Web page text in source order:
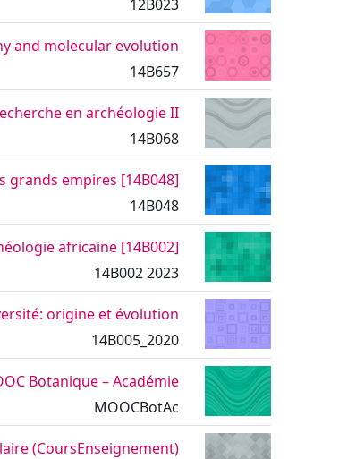
12B023
and molecular evolution
14B657
en archéologie II
14B068
[14B048] Protohistoire de l'Afrique : de l'apparition du métal à la mise en place des grands empires
14B048
[14B002] Introduction à l'archéologie africaine
14B002 2023
origine et évolution
14B005_2020
Botanique – Académie
MOOCBotAc
(CoursEnseignement)